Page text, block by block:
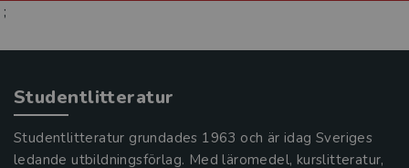
;
Studentlitteratur
Studentlitteratur grundades 1963 och är idag Sveriges
ledande utbildningsförlag. Med läromedel, kurslitteratur,